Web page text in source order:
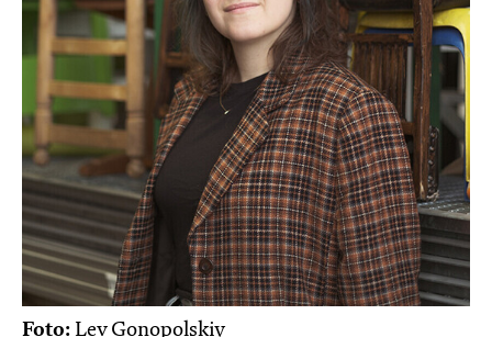
Foto: Lev Gonopolskiy